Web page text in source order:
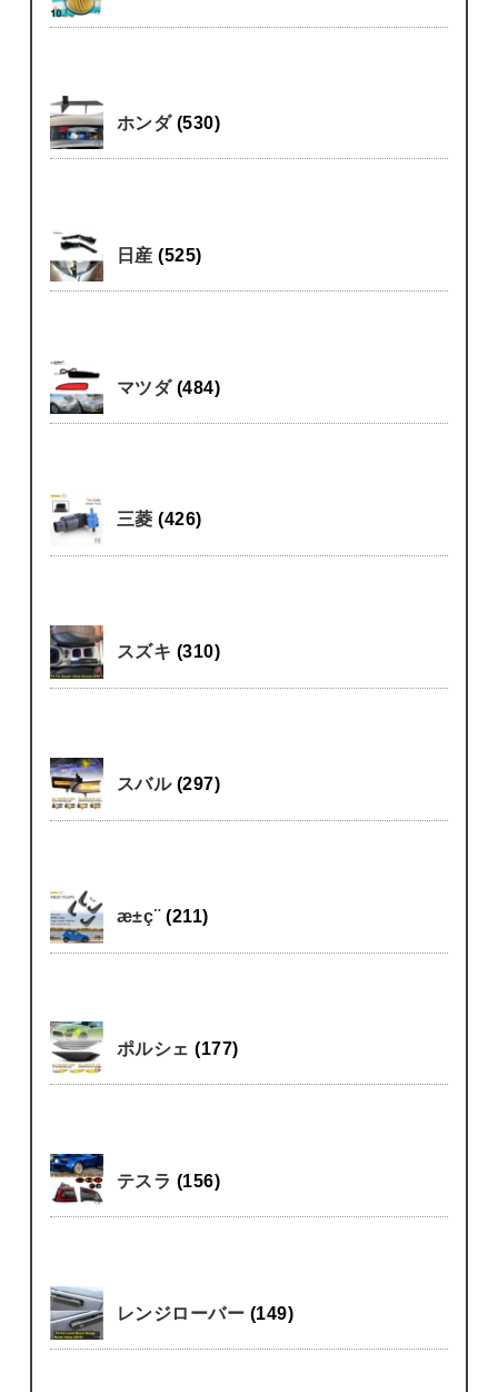
ホンダ (530)
日産(525)
マツダ (484)
三菱(426)
スズキ (310)
スバル (297)
æ±ç¨(211)
ポルシェ(177)
テスラ (156)
レンジローバー (149)